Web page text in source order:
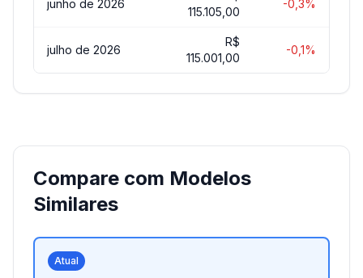
junho de 2026
115.105,00
-0,3%
julho de 2026
R$
115.001,00
-0,1%
Compare com Modelos
Similares
Atual